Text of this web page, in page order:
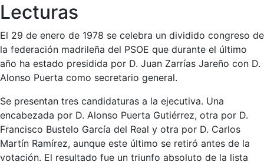
Lecturas
El 29 de enero de 1978 se celebra un dividido congreso de
la federación madrileña del PSOE que durante el último
año ha estado presidida por D. Juan Zarrías Jareño con D.
Alonso Puerta como secretario general.
Se presentan tres candidaturas a la ejecutiva. Una
encabezada por D. Alonso Puerta Gutiérrez, otra por D.
Francisco Bustelo García del Real y otra por D. Carlos
Martín Ramírez, aunque este último se retiró antes de la
votación. El resultado fue un triunfo absoluto de la lista